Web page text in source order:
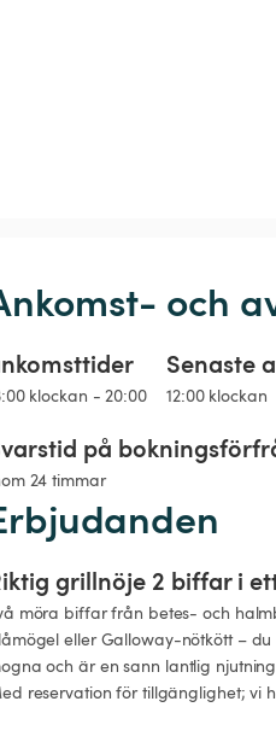
och
klockan - 20:00
Senaste
12:00 klockan
på
24 timmar
grillnöje 2 biffar i
möra biffar från betes- och
eller Galloway-nötkött –
och är en sann lantlig
reservation för tillgänglighet; vi